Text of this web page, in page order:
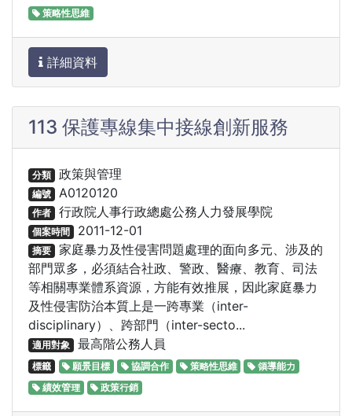
策略性思維
詳細資料
113 保護專線集中接線創新服務
分類 政策與管理
編號 A0120120
作者 行政院人事行政總處公務人力發展學院
個案時間 2011-12-01
摘要 家庭暴力及性侵害問題處理的面向多元、涉及的
部門眾多，必須結合社政、警政、醫療、教育、司法
等相關專業體系資源，方能有效推展，因此家庭暴力
及性侵害防治本質上是一跨專業（inter-
disciplinary）、跨部門（inter-secto...
適用對象 最高階公務人員
標籤 願景目標 協調合作 策略性思維
領導能力
績效管理
政策行銷